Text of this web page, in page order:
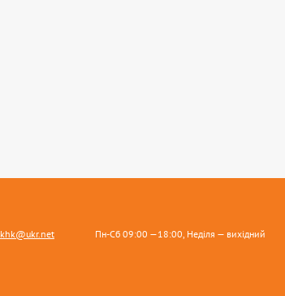
khk@ukr.net Пн-Сб 09:00 —18:00, Неділя — вихідний